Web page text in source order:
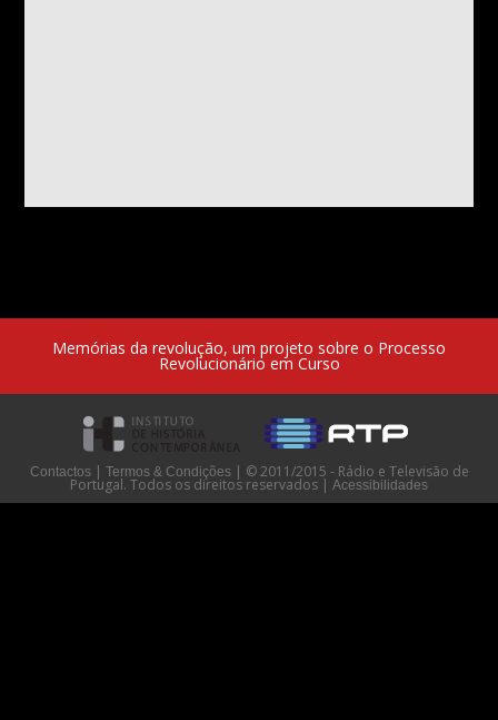
Memórias da revolução, um projeto sobre o Processo
Revolucionário em Curso
Contactos | Termos & Condições | © 2011/2015 - Rádio e Televisão de
Portugal. Todos os direitos reservados | Acessibilidades